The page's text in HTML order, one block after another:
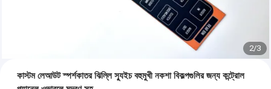
2/3
কাস্টম লেআউট স্পর্শকাতর ঝিল্লি স্যুইচ বহুমুখী নকশা বিকল্পগুলির জন্য কন্ট্রোল